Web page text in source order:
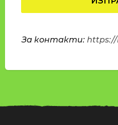
За контакти: https://